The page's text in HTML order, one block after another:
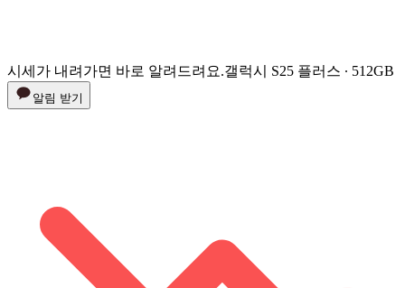
시세가 내려가면 바로 알려드려요.갤럭시 S25 플러스 ∙ 512GB
알림 받기